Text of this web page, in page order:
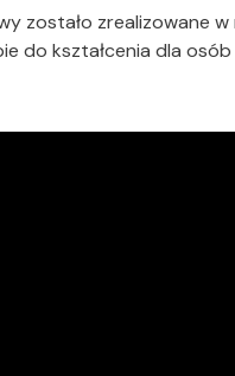
zostało zrealizowane
do kształcenia dla osób